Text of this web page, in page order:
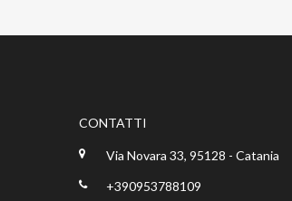
CONTATTI
Via Novara 33, 95128 - Catania
+390953788109